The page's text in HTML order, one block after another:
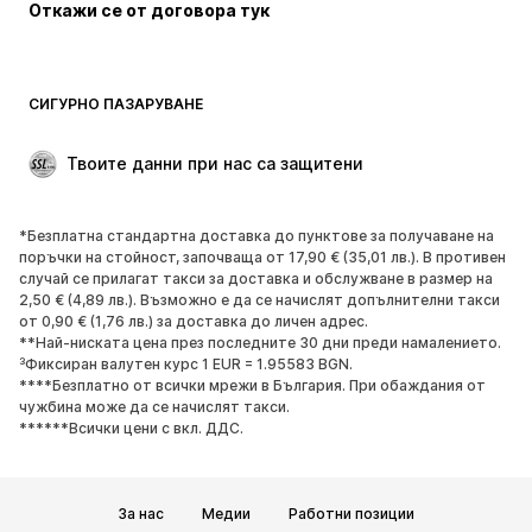
Откажи се от договора тук
СИГУРНО ПАЗАРУВАНЕ
Твоите данни при нас са защитени
*Безплатна стандартна доставка до пунктове за получаване на
поръчки на стойност, започваща от 17,90 € (35,01 лв.). В противен
случай се прилагат такси за доставка и обслужване в размер на
2,50 € (4,89 лв.). Възможно е да се начислят допълнителни такси
от 0,90 € (1,76 лв.) за доставка до личен адрес.
**Най-ниската цена през последните 30 дни преди намалението.
³Фиксиран валутен курс 1 EUR = 1.95583 BGN.
****Безплатно от всички мрежи в България. При обаждания от
чужбина може да се начислят такси.
******Всички цени с вкл. ДДС.
За нас Медии Работни позиции